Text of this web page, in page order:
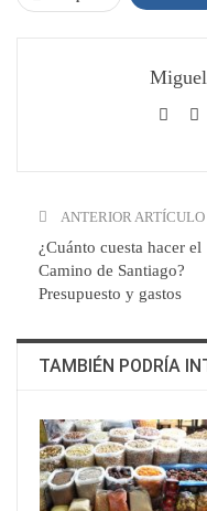
Miguel
ANTERIOR ARTÍCULO
¿Cuánto cuesta hacer el
Camino de Santiago?
Presupuesto y gastos
TAMBIÉN PODRÍA